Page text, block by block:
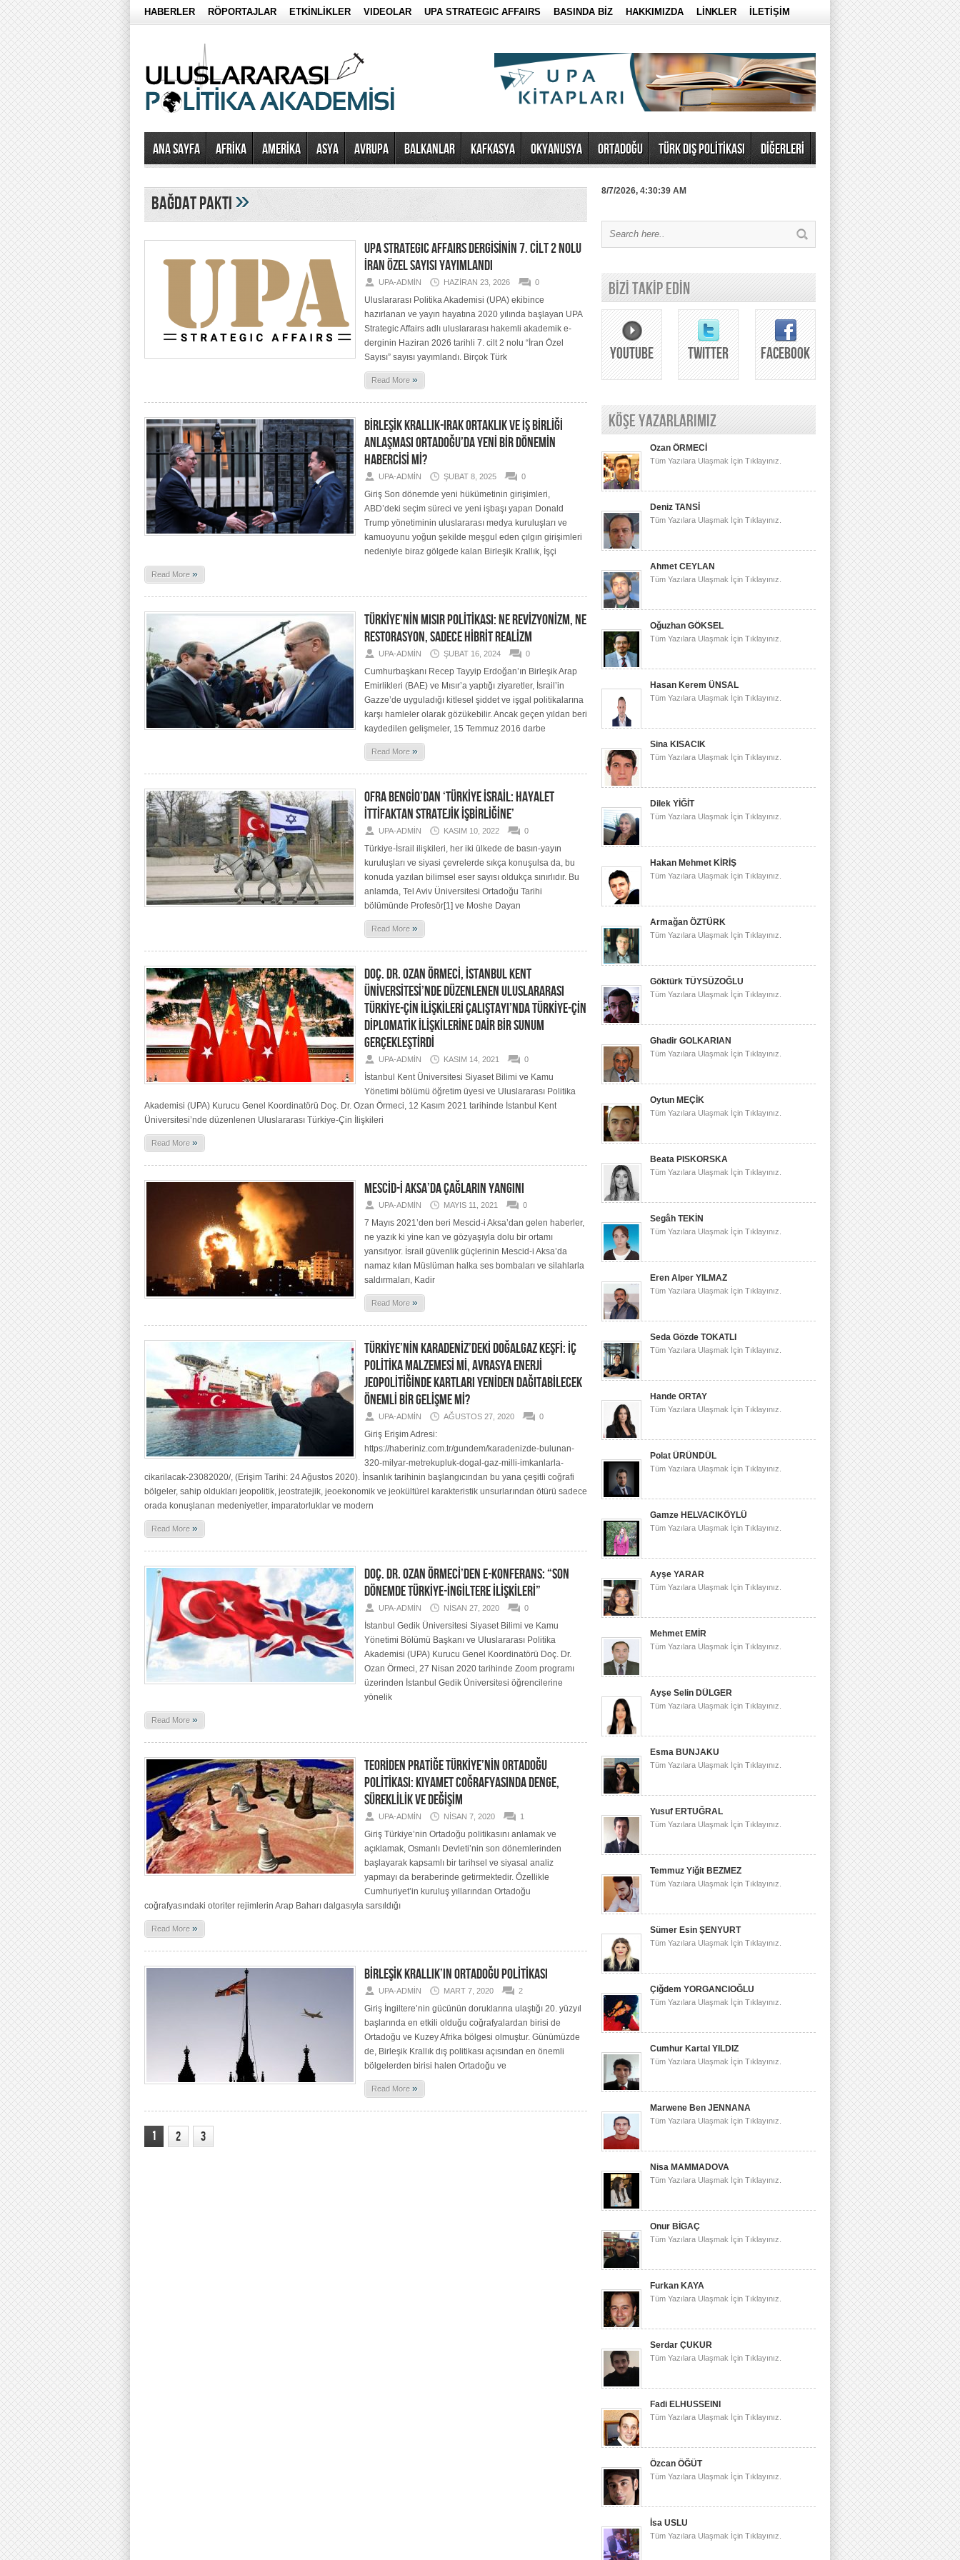
HABERLER RÖPORTAJLAR ETKİNLİKLER VIDEOLAR UPA STRATEGIC AFFAIRS BASINDA BİZ HAKKIMIZDA LİNKLER İLETİŞİM
Ana Sayfa AFRİKA AMERİKA ASYA AVRUPA BALKANLAR KAFKASYA OKYANUSYA ORTADOĞU TÜRK DIŞ POLİTİKASI DİĞERLERİ
bağdat paktı»
UPA STRATEGIC AFFAIRS DERGİSİNİN 7. CİLT 2 NOLU
İRAN ÖZEL SAYISI YAYIMLANDI
UPA-ADMIN HAZIRAN 23, 2026 0
Uluslararası Politika Akademisi (UPA) ekibince
hazırlanan ve yayın hayatına 2020 yılında başlayan UPA
Strategic Affairs adlı uluslararası hakemli akademik e-
derginin Haziran 2026 tarihli 7. cilt 2 nolu “İran Özel
Sayısı” sayısı yayımlandı. Birçok Türk
Read More »
BİRLEŞİK KRALLIK-IRAK ORTAKLIK VE İŞ BİRLİĞİ
ANLAŞMASI ORTADOĞU’DA YENİ BİR DÖNEMİN
HABERCİSİ Mİ?
UPA-ADMIN ŞUBAT 8, 2025 0
Giriş Son dönemde yeni hükümetinin girişimleri,
ABD’deki seçim süreci ve yeni işbaşı yapan Donald
Trump yönetiminin uluslararası medya kuruluşları ve
kamuoyunu yoğun şekilde meşgul eden çılgın girişimleri
nedeniyle biraz gölgede kalan Birleşik Krallık, İşçi
Read More »
TÜRKİYE’NİN MISIR POLİTİKASI: NE REVİZYONİZM, NE
RESTORASYON, SADECE HİBRİT REALİZM
UPA-ADMIN ŞUBAT 16, 2024 0
Cumhurbaşkanı Recep Tayyip Erdoğan’ın Birleşik Arap
Emirlikleri (BAE) ve Mısır’a yaptığı ziyaretler, İsrail’in
Gazze’de uyguladığı kitlesel şiddet ve işgal politikalarına
karşı hamleler olarak gözükebilir. Ancak geçen yıldan beri
kaydedilen gelişmeler, 15 Temmuz 2016 darbe
Read More »
OFRA BENGİO’DAN ‘TÜRKİYE İSRAİL: HAYALET
İTTİFAKTAN STRATEJİK İŞBİRLİĞİNE’
UPA-ADMIN KASIM 10, 2022 0
Türkiye-İsrail ilişkileri, her iki ülkede de basın-yayın
kuruluşları ve siyasi çevrelerde sıkça konuşulsa da, bu
konuda yazılan bilimsel eser sayısı oldukça sınırlıdır. Bu
anlamda, Tel Aviv Üniversitesi Ortadoğu Tarihi
bölümünde Profesör[1] ve Moshe Dayan
Read More »
DOÇ. DR. OZAN ÖRMECİ, İSTANBUL KENT
ÜNİVERSİTESİ’NDE DÜZENLENEN ULUSLARARASI
TÜRKİYE-ÇİN İLİŞKİLERİ ÇALIŞTAYI’NDA TÜRKİYE-ÇİN
DİPLOMATİK İLİŞKİLERİNE DAİR BİR SUNUM
GERÇEKLEŞTİRDİ
UPA-ADMIN KASIM 14, 2021 0
İstanbul Kent Üniversitesi Siyaset Bilimi ve Kamu
Yönetimi bölümü öğretim üyesi ve Uluslararası Politika
Akademisi (UPA) Kurucu Genel Koordinatörü Doç. Dr. Ozan Örmeci, 12 Kasım 2021 tarihinde İstanbul Kent
Üniversitesi’nde düzenlenen Uluslararası Türkiye-Çin İlişkileri
Read More »
MESCİD-İ AKSA’DA ÇAĞLARIN YANGINI
UPA-ADMIN MAYIS 11, 2021 0
7 Mayıs 2021’den beri Mescid-i Aksa’dan gelen haberler,
ne yazık ki yine kan ve gözyaşıyla dolu bir ortamı
yansıtıyor. İsrail güvenlik güçlerinin Mescid-i Aksa’da
namaz kılan Müslüman halka ses bombaları ve silahlarla
saldırmaları, Kadir
Read More »
TÜRKİYE’NİN KARADENİZ’DEKİ DOĞALGAZ KEŞFİ: İÇ
POLİTİKA MALZEMESİ Mİ, AVRASYA ENERJİ
JEOPOLİTİĞİNDE KARTLARI YENİDEN DAĞITABİLECEK
ÖNEMLİ BİR GELİŞME Mİ?
UPA-ADMIN AĞUSTOS 27, 2020 0
Giriş Erişim Adresi:
https://haberiniz.com.tr/gundem/karadenizde-bulunan-
320-milyar-metrekupluk-dogal-gaz-milli-imkanlarla-
cikarilacak-23082020/, (Erişim Tarihi: 24 Ağustos 2020). İnsanlık tarihinin başlangıcından bu yana çeşitli coğrafi
bölgeler, sahip oldukları jeopolitik, jeostratejik, jeoekonomik ve jeokültürel karakteristik unsurlarından ötürü sadece
orada konuşlanan medeniyetler, imparatorluklar ve modern
Read More »
DOÇ. DR. OZAN ÖRMECİ’DEN E-KONFERANS: “SON
DÖNEMDE TÜRKİYE-İNGİLTERE İLİŞKİLERİ”
UPA-ADMIN NISAN 27, 2020 0
İstanbul Gedik Üniversitesi Siyaset Bilimi ve Kamu
Yönetimi Bölümü Başkanı ve Uluslararası Politika
Akademisi (UPA) Kurucu Genel Koordinatörü Doç. Dr.
Ozan Örmeci, 27 Nisan 2020 tarihinde Zoom programı
üzerinden İstanbul Gedik Üniversitesi öğrencilerine
yönelik
Read More »
TEORİDEN PRATİĞE TÜRKİYE’NİN ORTADOĞU
POLİTİKASI: KIYAMET COĞRAFYASINDA DENGE,
SÜREKLİLİK VE DEĞİŞİM
UPA-ADMIN NISAN 7, 2020 1
Giriş Türkiye’nin Ortadoğu politikasını anlamak ve
açıklamak, Osmanlı Devleti’nin son dönemlerinden
başlayarak kapsamlı bir tarihsel ve siyasal analiz
yapmayı da beraberinde getirmektedir. Özellikle
Cumhuriyet’in kuruluş yıllarından Ortadoğu
coğrafyasındaki otoriter rejimlerin Arap Baharı dalgasıyla sarsıldığı
Read More »
BİRLEŞİK KRALLIK’IN ORTADOĞU POLİTİKASI
UPA-ADMIN MART 7, 2020 2
Giriş İngiltere’nin gücünün doruklarına ulaştığı 20. yüzyıl
başlarında en etkili olduğu coğrafyalardan birisi de
Ortadoğu ve Kuzey Afrika bölgesi olmuştur. Günümüzde
de, Birleşik Krallık dış politikası açısından en önemli
bölgelerden birisi halen Ortadoğu ve
Read More »
1 2 3
8/7/2026, 4:30:39 AM
BİZİ TAKİP EDİN
YOUTUBE TWITTER FACEBOOK
KÖŞE YAZARLARIMIZ
Ozan ÖRMECİ
Tüm Yazılara Ulaşmak İçin Tıklayınız.
Deniz TANSİ
Tüm Yazılara Ulaşmak İçin Tıklayınız.
Ahmet CEYLAN
Tüm Yazılara Ulaşmak İçin Tıklayınız.
Oğuzhan GÖKSEL
Tüm Yazılara Ulaşmak İçin Tıklayınız.
Hasan Kerem ÜNSAL
Tüm Yazılara Ulaşmak İçin Tıklayınız.
Sina KISACIK
Tüm Yazılara Ulaşmak İçin Tıklayınız.
Dilek YİĞİT
Tüm Yazılara Ulaşmak İçin Tıklayınız.
Hakan Mehmet KİRİŞ
Tüm Yazılara Ulaşmak İçin Tıklayınız.
Armağan ÖZTÜRK
Tüm Yazılara Ulaşmak İçin Tıklayınız.
Göktürk TÜYSÜZOĞLU
Tüm Yazılara Ulaşmak İçin Tıklayınız.
Ghadir GOLKARIAN
Tüm Yazılara Ulaşmak İçin Tıklayınız.
Oytun MEÇİK
Tüm Yazılara Ulaşmak İçin Tıklayınız.
Beata PISKORSKA
Tüm Yazılara Ulaşmak İçin Tıklayınız.
Segâh TEKİN
Tüm Yazılara Ulaşmak İçin Tıklayınız.
Eren Alper YILMAZ
Tüm Yazılara Ulaşmak İçin Tıklayınız.
Seda Gözde TOKATLI
Tüm Yazılara Ulaşmak İçin Tıklayınız.
Hande ORTAY
Tüm Yazılara Ulaşmak İçin Tıklayınız.
Polat ÜRÜNDÜL
Tüm Yazılara Ulaşmak İçin Tıklayınız.
Gamze HELVACIKÖYLÜ
Tüm Yazılara Ulaşmak İçin Tıklayınız.
Ayşe YARAR
Tüm Yazılara Ulaşmak İçin Tıklayınız.
Mehmet EMİR
Tüm Yazılara Ulaşmak İçin Tıklayınız.
Ayşe Selin DÜLGER
Tüm Yazılara Ulaşmak İçin Tıklayınız.
Esma BUNJAKU
Tüm Yazılara Ulaşmak İçin Tıklayınız.
Yusuf ERTUĞRAL
Tüm Yazılara Ulaşmak İçin Tıklayınız.
Temmuz Yiğit BEZMEZ
Tüm Yazılara Ulaşmak İçin Tıklayınız.
Sümer Esin ŞENYURT
Tüm Yazılara Ulaşmak İçin Tıklayınız.
Çiğdem YORGANCIOĞLU
Tüm Yazılara Ulaşmak İçin Tıklayınız.
Cumhur Kartal YILDIZ
Tüm Yazılara Ulaşmak İçin Tıklayınız.
Marwene Ben JENNANA
Tüm Yazılara Ulaşmak İçin Tıklayınız.
Nisa MAMMADOVA
Tüm Yazılara Ulaşmak İçin Tıklayınız.
Onur BİGAÇ
Tüm Yazılara Ulaşmak İçin Tıklayınız.
Furkan KAYA
Tüm Yazılara Ulaşmak İçin Tıklayınız.
Serdar ÇUKUR
Tüm Yazılara Ulaşmak İçin Tıklayınız.
Fadi ELHUSSEINI
Tüm Yazılara Ulaşmak İçin Tıklayınız.
Özcan ÖĞÜT
Tüm Yazılara Ulaşmak İçin Tıklayınız.
İsa USLU
Tüm Yazılara Ulaşmak İçin Tıklayınız.